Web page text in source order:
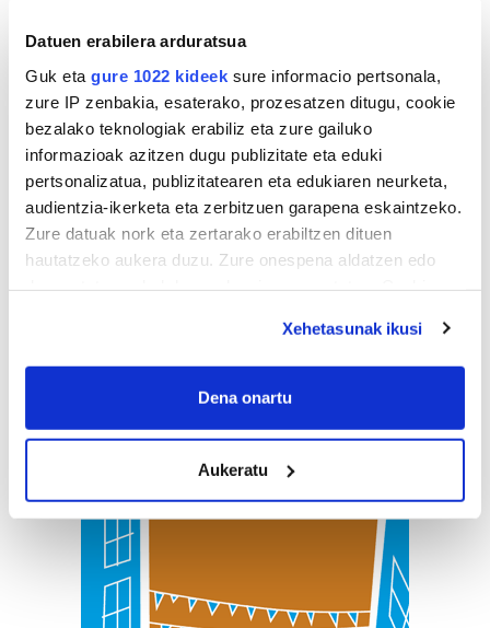
Datuen erabilera arduratsua
Guk eta gure 1022 kideek sure informacio pertsonala,
zure IP zenbakia, esaterako, prozesatzen ditugu, cookie
bezalako teknologiak erabiliz eta zure gailuko
informazioak azitzen dugu publizitate eta eduki
pertsonalizatua, publizitatearen eta edukiaren neurketa,
audientzia-ikerketa eta zerbitzuen garapena eskaintzeko.
Zure datuak nork eta zertarako erabiltzen dituen
hautatzeko aukera duzu. Zure onespena aldatzen edo
If you allow, we would also like to:
Collect information about your geographical
meters
Identify your device by actively scanning it for
specific characteristics (fingerprinting)
Find out more about how your personal data is processed
and set your preferences in the
details section
Guk eta gure bazkideek zure datu pertsonalak
Xehetasunak ikusi
Dena onartu
Aukeratu